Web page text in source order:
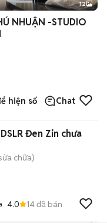
+2
12
NHUẬN -STUDIO
hiện số Chat
Đen Zin chưa
chữa)
4.0 14đã bán